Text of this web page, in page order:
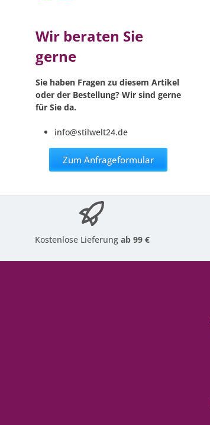
Wir beraten Sie
gerne
Sie haben Fragen zu diesem Artikel
oder der Bestellung? Wir sind gerne
für Sie da.
info@stilwelt24.de
Zum Anfrageformular
Kostenlose Lieferungab 99 €